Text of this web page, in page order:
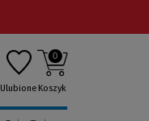
Ulubione
0
Koszyk
(Nowe okno)(Link do innej strony)